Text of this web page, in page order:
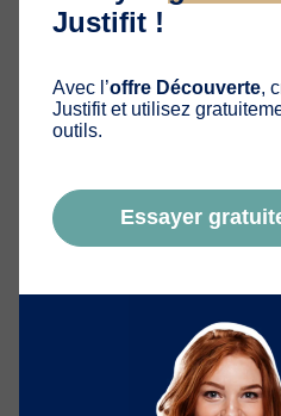
TÉLÉCHARGER
LE LIVRE
Justifit !
Avec l’offre Découverte,
Justifit et utilisez
outils.
Essayer